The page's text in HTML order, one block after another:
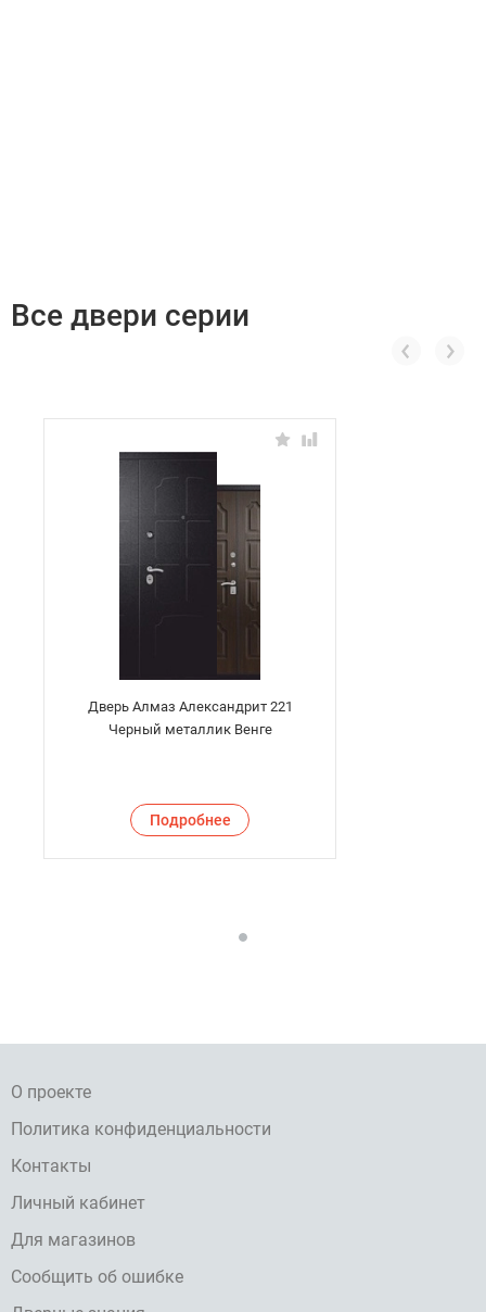
Все двери серии
Дверь Алмаз Александрит 221
Черный металлик Венге
Подробнее
О проекте
Политика конфиденциальности
Контакты
Личный кабинет
Для магазинов
Сообщить об ошибке